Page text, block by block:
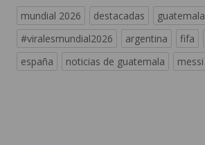
mundial 2026 destacadas guatemala
#viralesmundial2026
argentina fifa
españa
noticias de guatemala messi